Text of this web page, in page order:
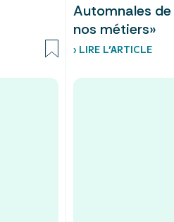
Automnales
nos métiers»
› LIRE L’ARTICLE